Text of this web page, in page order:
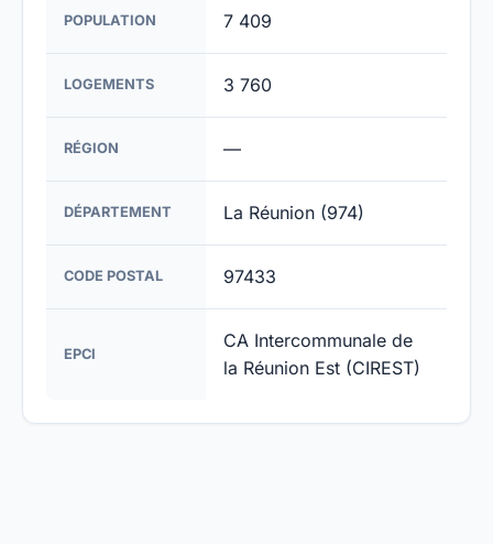
POPULATION 7 409
LOGEMENTS 3 760
RÉGION —
DÉPARTEMENT La Réunion (974)
CODE POSTAL 97433
EPCI
CA Intercommunale de
la Réunion Est (CIREST)